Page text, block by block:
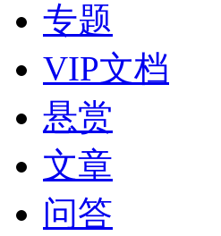
专题
VIP文档
悬赏
文章
问答